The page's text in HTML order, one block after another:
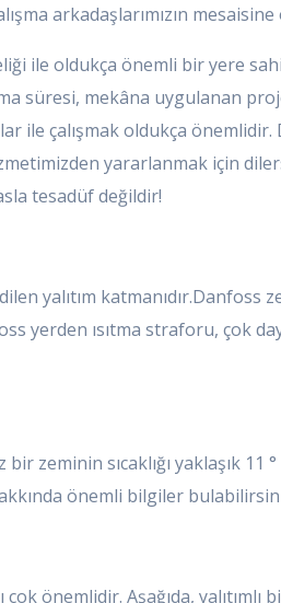
arkadaşlarımızın mesaisine
ile oldukça önemli bir yere
süresi, mekâna uygulanan
çalışmak oldukça önemlidir.
yararlanmak için
tesadüf değildir!
yalıtım
ısıtma straforu, çok
sıcaklığı yaklaşık 11 °
önemli bilgiler
önemlidir. Aşağıda,